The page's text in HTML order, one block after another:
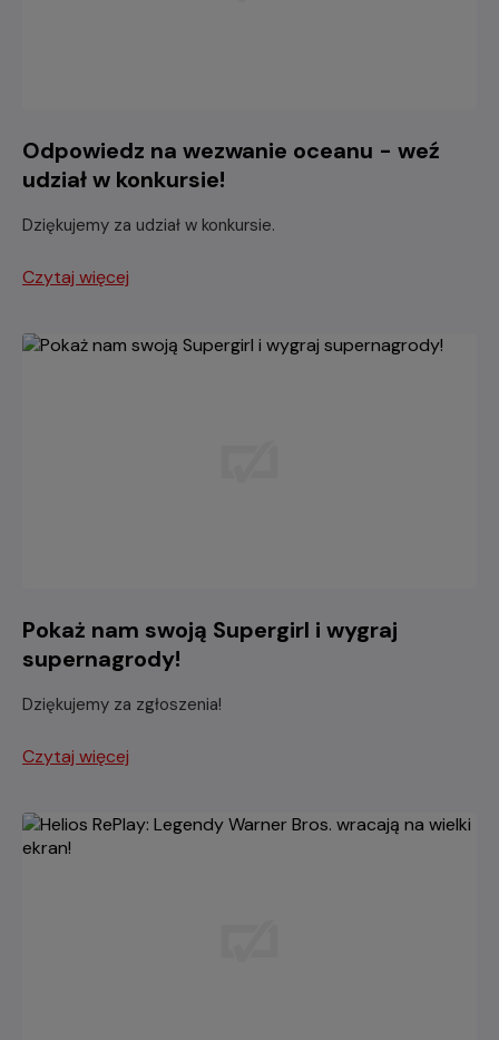
Odpowiedz na wezwanie oceanu - weź
udział w konkursie!
Dziękujemy za udział w konkursie.
Czytaj więcej
Pokaż nam swoją Supergirl i wygraj
supernagrody!
Dziękujemy za zgłoszenia!
Czytaj więcej